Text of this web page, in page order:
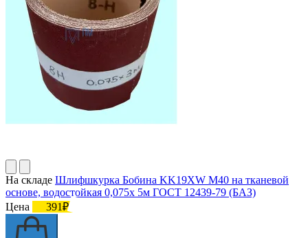
На складе Шлифшкурка Бобина KK19XW M40 на тканевой
основе, водостойкая 0,075х 5м ГОСТ 12439-79 (БАЗ)
Цена
391₽